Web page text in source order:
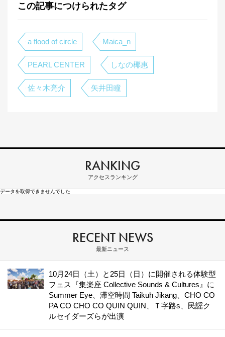
この記事につけられたタグ
a flood of circle Maica_n
PEARL CENTER しなの椰惠
佐々木亮介 矢井田瞳
RANKING
アクセスランキング
データを取得できませんでした
RECENT NEWS
最新ニュース
10月24日（土）と25日（日）に開催される体験型
フェス『集楽座 Collective Sounds & Cultures』に
Summer Eye、滞空時間 Taikuh Jikang、CHO CO
PA CO CHO CO QUIN QUIN、Ｔ字路s、民謡ク
ルセイダーズらが出演